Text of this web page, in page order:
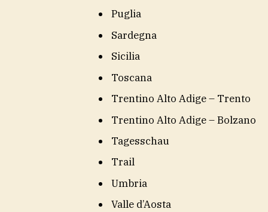
Puglia
Sardegna
Sicilia
Toscana
Trentino Alto Adige – Trento
Trentino Alto Adige – Bolzano
Tagesschau
Trail
Umbria
Valle d’Aosta